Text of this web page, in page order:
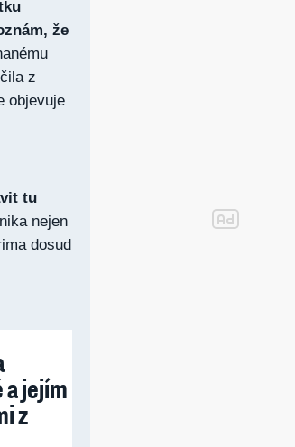
že
z
objevuje
tu
nejen
dosud
jejím
z